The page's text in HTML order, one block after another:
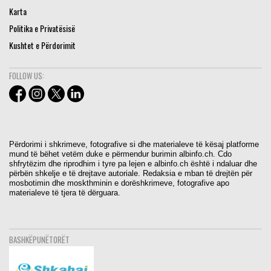
Karta
Politika e Privatësisë
Kushtet e Përdorimit
FOLLOW US:
Përdorimi i shkrimeve, fotografive si dhe materialeve të kësaj platforme
mund të bëhet vetëm duke e përmendur burimin albinfo.ch. Cdo
shfrytëzim dhe riprodhim i tyre pa lejen e albinfo.ch është i ndaluar dhe
përbën shkelje e të drejtave autoriale. Redaksia e mban të drejtën për
mosbotimin dhe moskthminin e dorëshkrimeve, fotografive apo
materialeve të tjera të dërguara.
BASHKËPUNËTORËT